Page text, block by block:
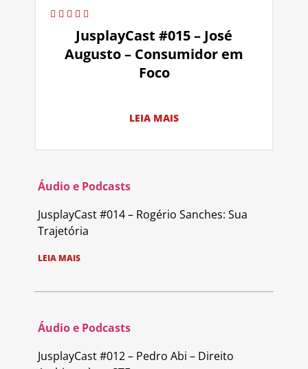
JusplayCast #015 – José
Augusto – Consumidor em
Foco
LEIA MAIS
Áudio e Podcasts
JusplayCast #014 – Rogério Sanches: Sua
Trajetória
LEIA MAIS
Áudio e Podcasts
JusplayCast #012 – Pedro Abi – Direito